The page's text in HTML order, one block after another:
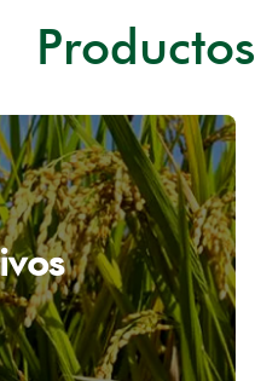
Productos